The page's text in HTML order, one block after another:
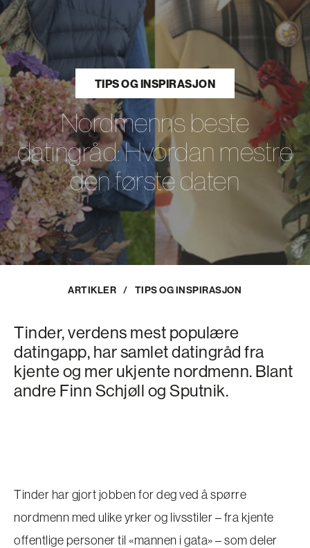
TIPS OG INSPIRASJON
Nordmenns beste
datingråd: Hvordan mestre
den første daten
ARTIKLER / TIPS OG INSPIRASJON
Tinder, verdens mest populære
datingapp, har samlet datingråd fra
kjente og mer ukjente nordmenn. Blant
andre Finn Schjøll og Sputnik.
Tinder har gjort jobben for deg ved å spørre
nordmenn med ulike yrker og livsstiler – fra kjente
offentlige personer til «mannen i gata» – som deler